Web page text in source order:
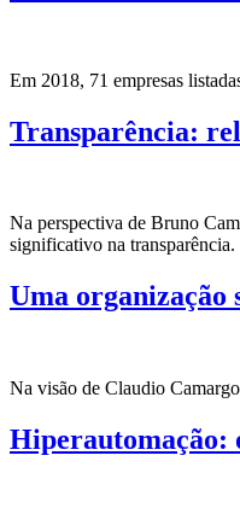
Em 2018, 71 empresas
Transparência:
Na perspectiva de Bruno
significativo na transparência.
Uma organização
Na visão de Claudio
Hiperautomação: